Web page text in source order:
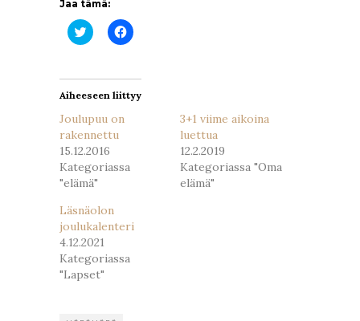
Jaa tämä:
Jaa
Twitterissä(Avautuu
Jaa
Facebookissa(Avautuu
Aiheeseen liittyy
Joulupuu on
rakennettu
15.12.2016
Kategoriassa
"elämä"
3+1 viime aikoina
luettua
12.2.2019
Kategoriassa "Oma
elämä"
Läsnäolon
joulukalenteri
4.12.2021
Kategoriassa
"Lapset"